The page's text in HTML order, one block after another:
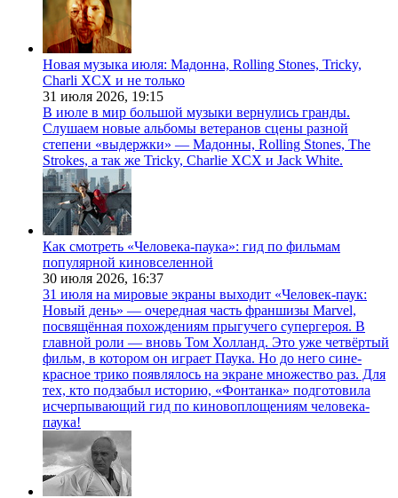
Новая музыка июля: Мадонна, Rolling Stones, Tricky,
Charli XCX и не только
31 июля 2026, 19:15
В июле в мир большой музыки вернулись гранды.
Слушаем новые альбомы ветеранов сцены разной
степени «выдержки» — Мадонны, Rolling Stones, The
Strokes, а так же Tricky, Charlie XCX и Jack White.
Как смотреть «Человека-паука»: гид по фильмам
популярной киновселенной
30 июля 2026, 16:37
31 июля на мировые экраны выходит «Человек-паук:
Новый день» — очередная часть франшизы Marvel,
посвящённая похождениям прыгучего супергероя. В
главной роли — вновь Том Холланд. Это уже четвёртый
фильм, в котором он играет Паука. Но до него сине-
красное трико появлялось на экране множество раз. Для
тех, кто подзабыл историю, «Фонтанка» подготовила
исчерпывающий гид по киновоплощениям человека-
паука!